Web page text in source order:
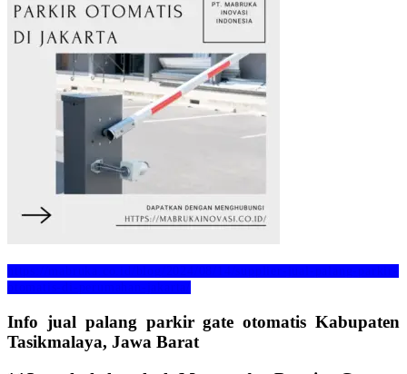
Info jual palang parkir gate otomatis Kabupaten
Tasikmalaya, Jawa Barat